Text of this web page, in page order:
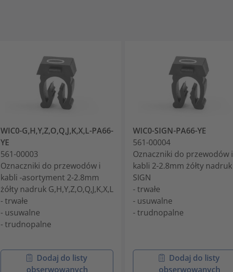
WIC0-G,H,Y,Z,O,Q,J,K,X,L-PA66-
YE
561-00003
Oznaczniki do przewodów i
kabli -asortyment 2-2.8mm
żółty nadruk G,H,Y,Z,O,Q,J,K,X,L
- trwałe
- usuwalne
- trudnopalne
Dodaj do listy
obserwowanych
WIC0-SIGN-PA66-YE
561-00004
Oznaczniki do przewodów i
kabli 2-2.8mm żółty nadruk
SIGN
- trwałe
- usuwalne
- trudnopalne
Dodaj do listy
obserwowanych